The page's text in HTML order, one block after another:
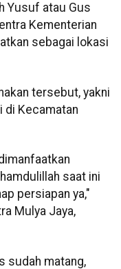
Yusuf atau Gus
Kementerian
sebagai lokasi
tersebut, yakni
di Kecamatan
saat ini
persiapan ya,"
Mulya Jaya,
sudah matang,